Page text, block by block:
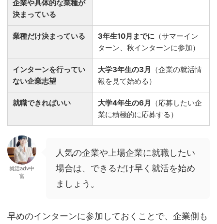
企業や具体的な業種が
決まっている
業種だけ決まっている 3年生10月までに （サマーイン
ターン、秋インターンに参加）
インターンを行ってい
ない企業志望
大学3年生の3月 （企業の就活情
報を見て始める）
就職できればいい 大学4年生の6月 （応募したい企
業に積極的に応募する）
就活adv中
富
人気の企業や上場企業に就職したい
場合は、できるだけ早く就活を始め
ましょう。
早めのインターンに参加しておくことで、企業側も